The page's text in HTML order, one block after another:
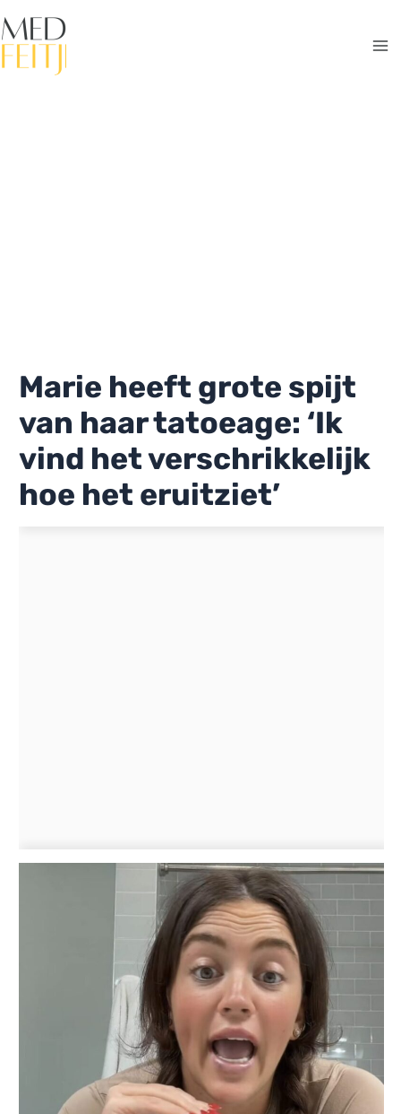
naar
de
Marie heeft grote spijt
van haar tatoeage: ‘Ik
vind het verschrikkelijk
hoe het eruitziet’